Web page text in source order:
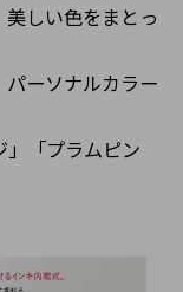
しい色をまとっ
ーソナルカラー
」「プラムピン